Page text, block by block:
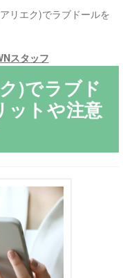
サ
ブ
リエク)でラブドールを
スタッフ
)でラブド
ットや注意